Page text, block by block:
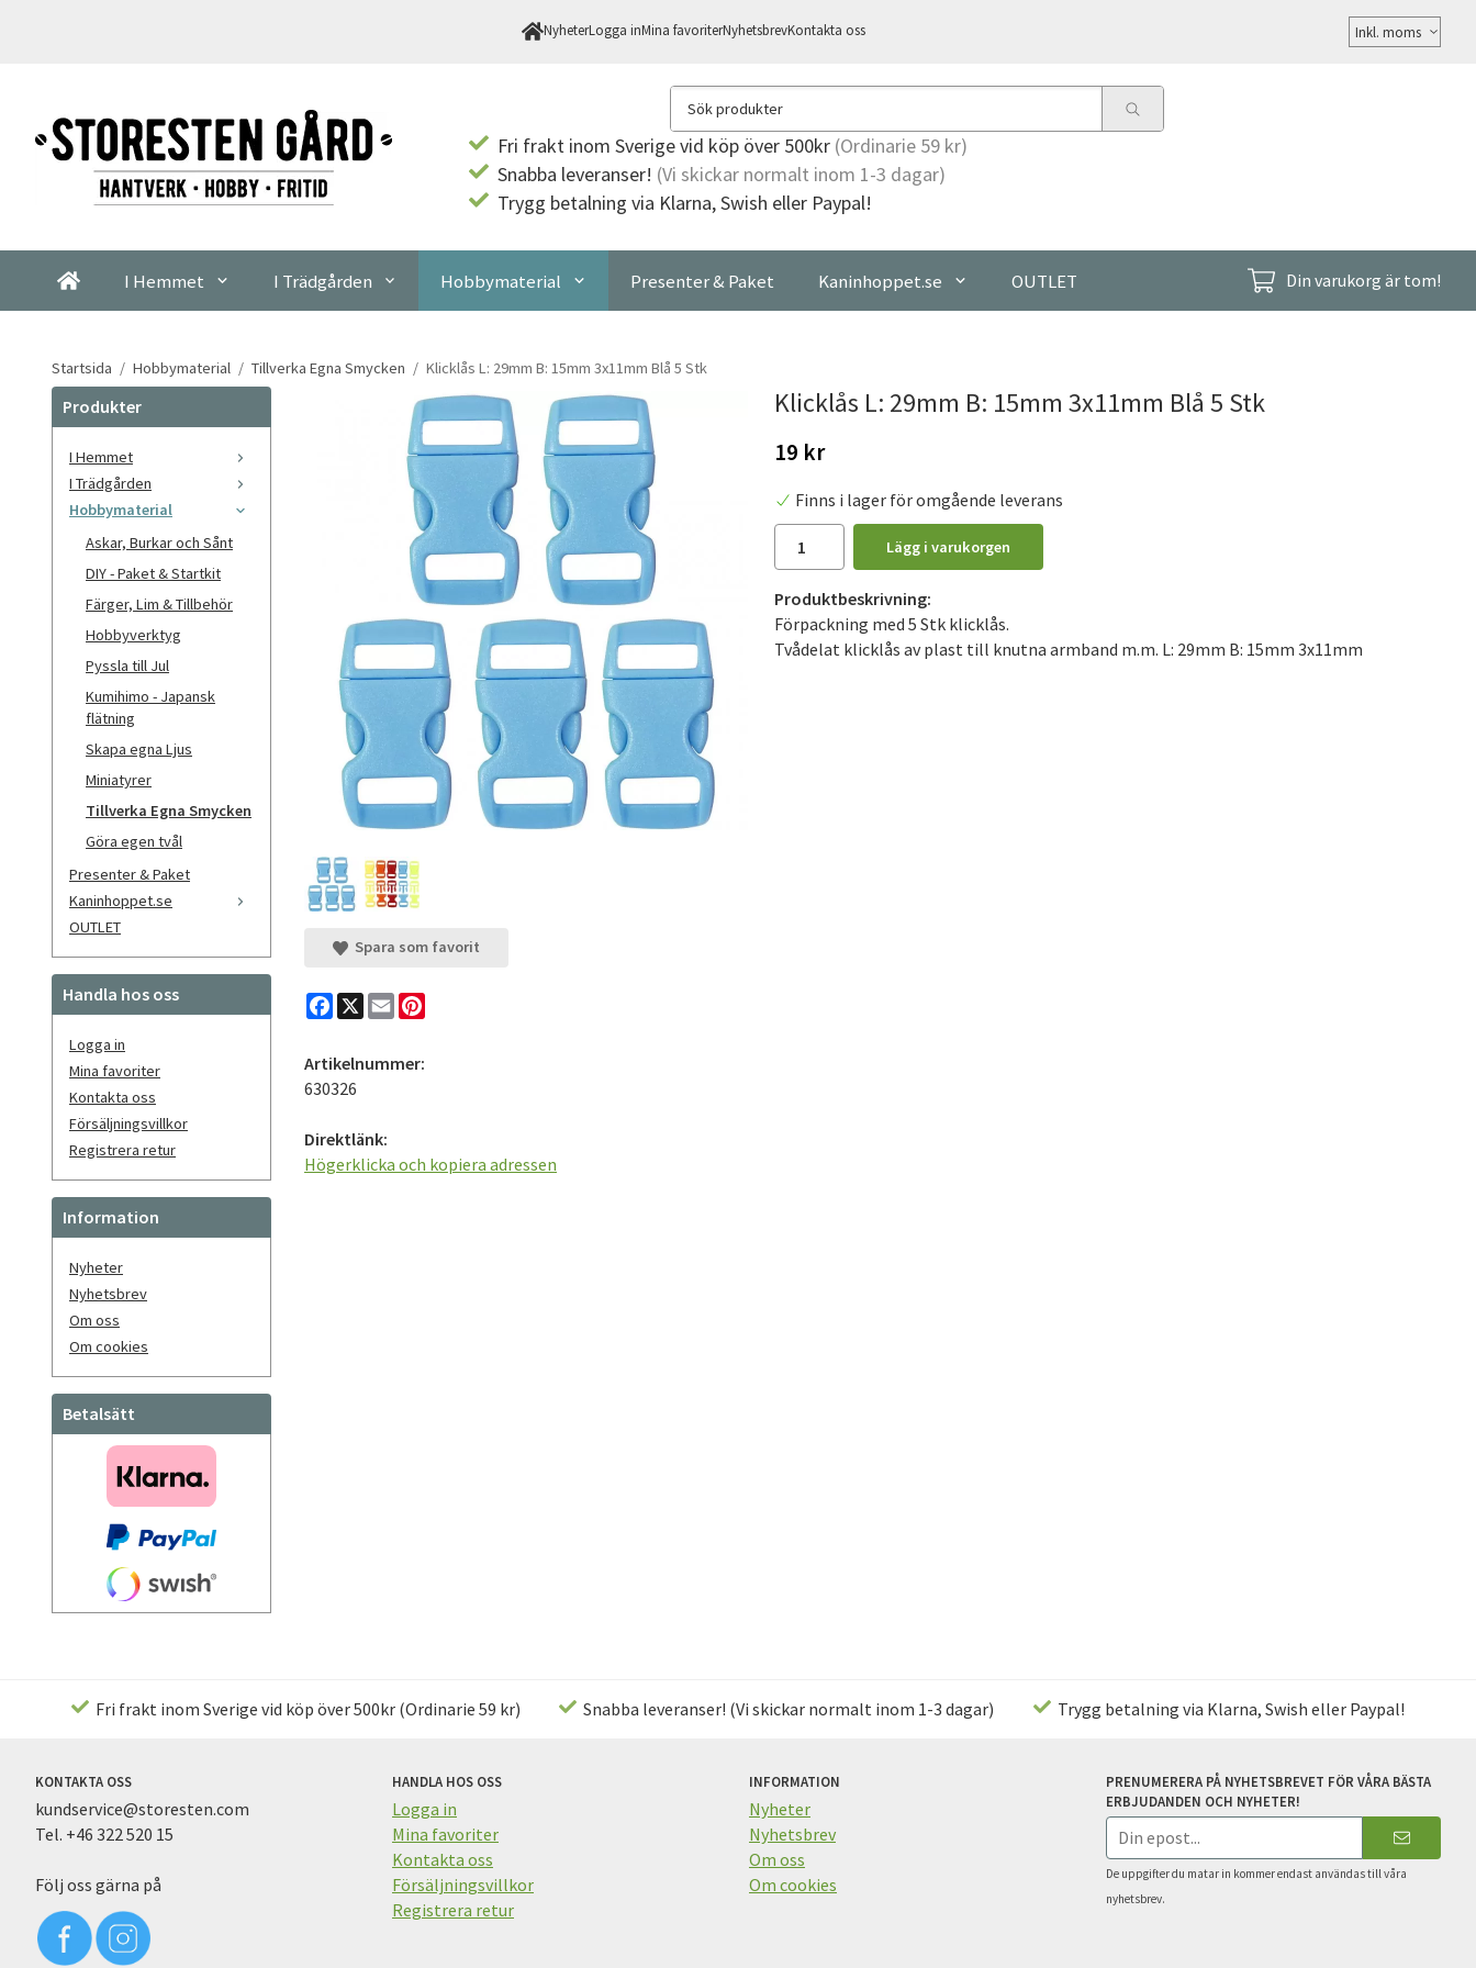
NyheterLogga inMina favoriterNyhetsbrevKontakta oss
Välj
moms
Fri frakt inom Sverige vid köp över 500kr (Ordinarie 59 kr)
Snabba leveranser! (Vi skickar normalt inom 1-3 dagar)
Trygg betalning via Klarna, Swish eller Paypal!
I Hemmet I Trädgården Hobbymaterial Presenter & Paket Kaninhoppet.se OUTLET Din varukorg är tom!
Startsida / Hobbymaterial / Tillverka Egna Smycken / Klicklås L: 29mm B: 15mm 3x11mm Blå 5 Stk
Produkter
I Hemmet
I Trädgården
Hobbymaterial
Askar, Burkar och Sånt
DIY - Paket & Startkit
Färger, Lim & Tillbehör
Hobbyverktyg
Pyssla till Jul
Kumihimo - Japansk
flätning
Skapa egna Ljus
Miniatyrer
Tillverka Egna Smycken
Göra egen tvål
Presenter & Paket
Kaninhoppet.se
OUTLET
Handla hos oss
Logga in
Mina favoriter
Kontakta oss
Försäljningsvillkor
Registrera retur
Information
Nyheter
Nyhetsbrev
Om oss
Om cookies
Betalsätt
Klicklås L: 29mm B: 15mm 3x11mm Blå 5 Stk
19 kr
Finns i lager för omgående leverans
Lägg i varukorgen
Produktbeskrivning:
Förpackning med 5 Stk klicklås.
Tvådelat klicklås av plast till knutna armband m.m. L: 29mm B: 15mm 3x11mm
Spara som favorit
Facebook
X Email
Artikelnummer:
630326
Direktlänk:
Högerklicka och kopiera adressen
Fri frakt inom Sverige vid köp över 500kr (Ordinarie 59 kr) Snabba leveranser! (Vi skickar normalt inom 1-3 dagar) Trygg betalning via Klarna, Swish eller Paypal!
KONTAKTA OSS
kundservice@storesten.com
Tel. +46 322 520 15
Följ oss gärna på
HANDLA HOS OSS
Logga in
Mina favoriter
Kontakta oss
Försäljningsvillkor
Registrera retur
INFORMATION
Nyheter
Nyhetsbrev
Om oss
Om cookies
PRENUMERERA PÅ NYHETSBREVET FÖR VÅRA BÄSTA
ERBJUDANDEN OCH NYHETER!
E-
postadress
De uppgifter du matar in kommer endast användas till våra
nyhetsbrev.